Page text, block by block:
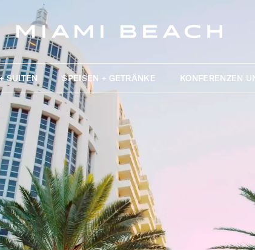
SUITEN SPEISEN + GETRÄNKE KONFERENZEN